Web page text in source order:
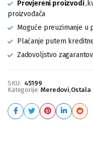
Provjereni proizvodi
proizvođača
Moguće preuzimanje u
Plaćanje putem
Zadovoljstvo
SKU: 45199
Kategorije: Meredovi,Ostala